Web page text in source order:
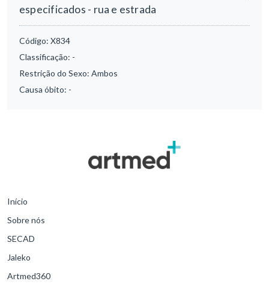
especificados - rua e estrada
Código: X834
Classificação: -
Restrição do Sexo: Ambos
Causa óbito: -
Início
Sobre nós
SECAD
Jaleko
Artmed360